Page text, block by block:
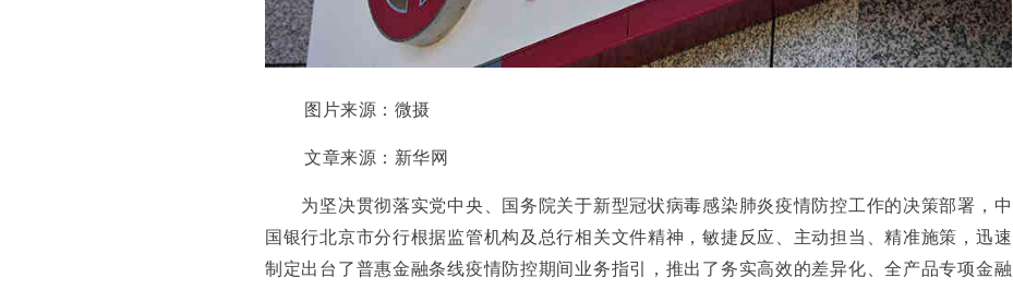
图片来源：微摄
文章来源：新华网
为坚决贯彻落实党中央、国务院关于新型冠状病毒感染肺炎疫情防控工作的决策部署，中
国银行北京市分行根据监管机构及总行相关文件精神，敏捷反应、主动担当、精准施策，迅速
制定出台了普惠金融条线疫情防控期间业务指引，推出了务实高效的差异化、全产品专项金融